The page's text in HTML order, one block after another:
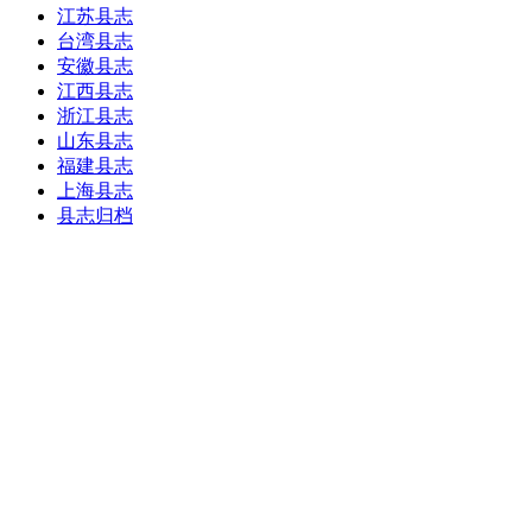
江苏县志
台湾县志
安徽县志
江西县志
浙江县志
山东县志
福建县志
上海县志
县志归档